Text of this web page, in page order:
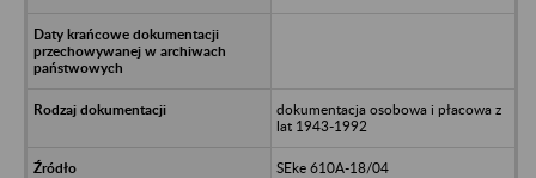
dokumentacja osobowa i płacowa z
lat 1943-1992
SEke 610A-18/04